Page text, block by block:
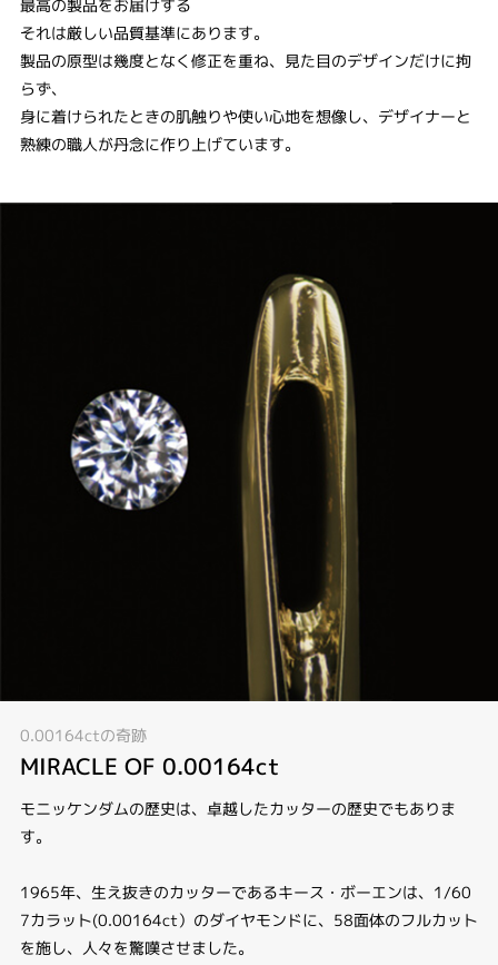
最高の製品をお届けする
それは厳しい品質基準にあります。
製品の原型は幾度となく修正を重ね、見た目のデザインだけに拘
らず、
身に着けられたときの肌触りや使い心地を想像し、デザイナーと
熟練の職人が丹念に作り上げています。
0.00164ctの奇跡
MIRACLE OF 0.00164ct
モニッケンダムの歴史は、卓越したカッターの歴史でもありま
す。
1965年、生え抜きのカッターであるキース・ボーエンは、1/60
7カラット(0.00164ct）のダイヤモンドに、58面体のフルカット
を施し、人々を驚嘆させました。